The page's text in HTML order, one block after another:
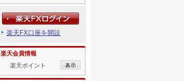
楽天FX口座を開設
楽天会員情報
楽天ポイント